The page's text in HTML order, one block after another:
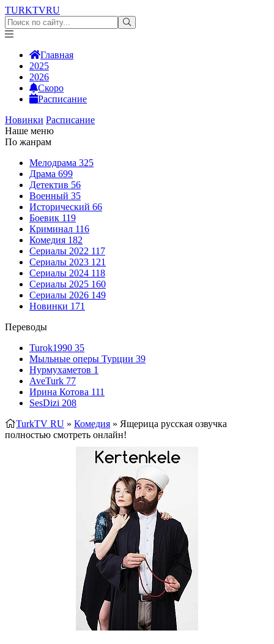
TURKTVRU
Главная
2025
2026
Скоро
Расписание
Новинки Расписание
Наше меню
По жанрам
Мелодрама 325
Драма 699
Детектив 56
Военный 35
Исторический 66
Боевик 119
Криминал 116
Комедия 182
Сериалы 2022 117
Сериалы 2023 121
Сериалы 2024 118
Сериалы 2025 160
Сериалы 2026 149
Новинки 171
Переводы
Turok1990 35
Мыльные оперы Турции 39
Нурмухаметов 1
AveTurk 77
Ирина Котова 111
SesDizi 208
TurkTV RU » Комедия » Ящерица русская озвучка
полностью смотреть онлайн!